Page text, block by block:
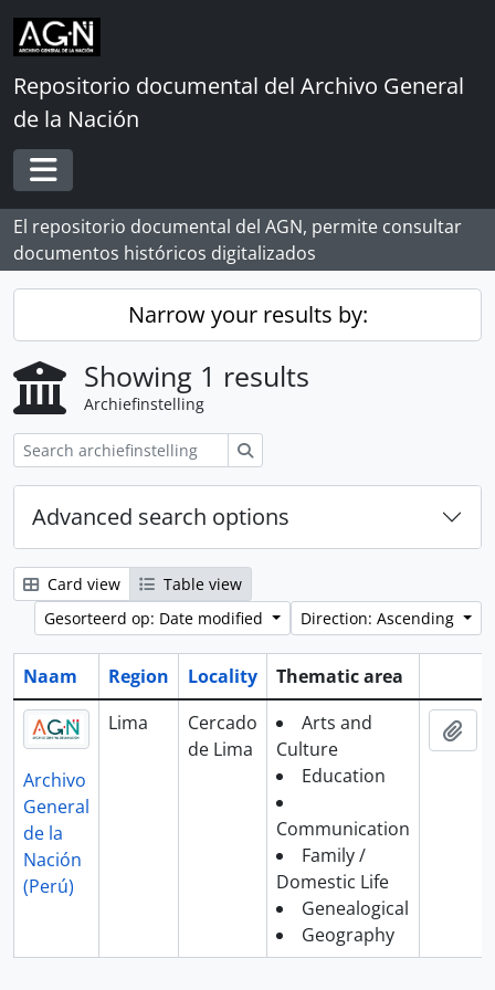
Skip to main content
Repositorio documental del Archivo General
de la Nación
Toggle navigation
El repositorio documental del AGN, permite consultar
documentos históricos digitalizados
Narrow your results by:
Showing 1 results
Archiefinstelling
Advanced search options
Card view
Table view
Gesorteerd op: Date modified
Direction: Ascending
Naam Region Locality
Thematic area
Archivo
General
de la
Nación
(Perú)
Lima
Cercado
de Lima
Arts and
Culture
Education
Communication
Family /
Domestic Life
Genealogical
Geography